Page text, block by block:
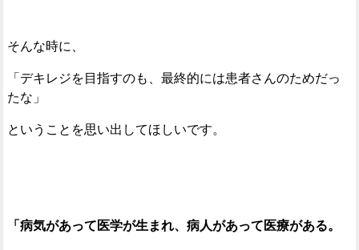
そんな時に、
「デキレジを目指すのも、最終的には患者さんのためだっ
たな」
ということを思い出してほしいです。
「病気があって医学が生まれ、病人があって医療がある。